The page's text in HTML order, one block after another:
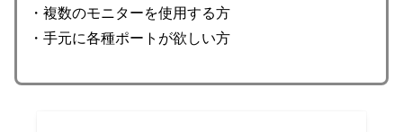
・複数のモニターを使用する方
・手元に各種ポートが欲しい方